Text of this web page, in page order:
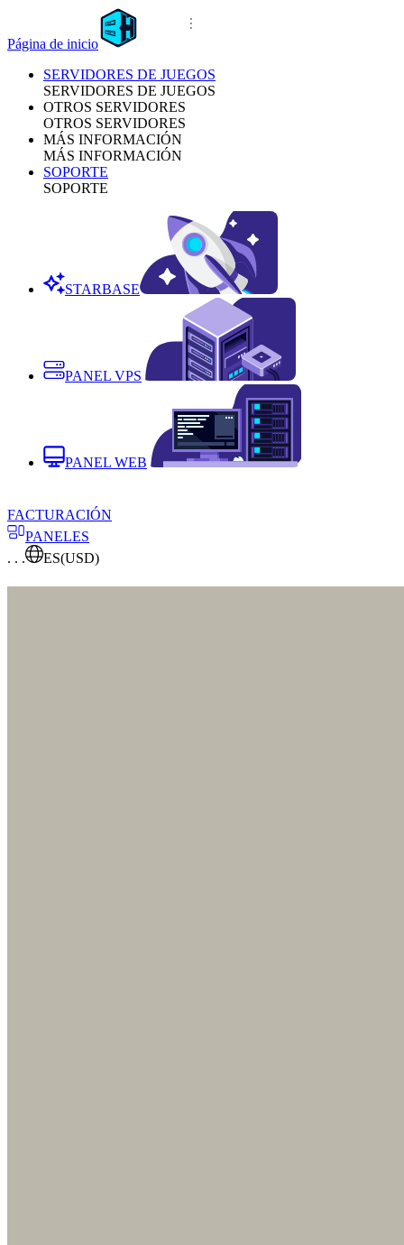
Página de inicio
SERVIDORES DE JUEGOS
SERVIDORES DE JUEGOS
OTROS SERVIDORES
OTROS SERVIDORES
MÁS INFORMACIÓN
MÁS INFORMACIÓN
SOPORTE
SOPORTE
STARBASE
PANEL VPS
PANEL WEB
FACTURACIÓN
PANELES
. . .
ES(USD)